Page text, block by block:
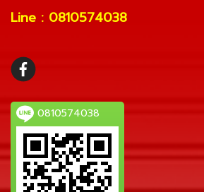
Line : 0810574038
0810574038